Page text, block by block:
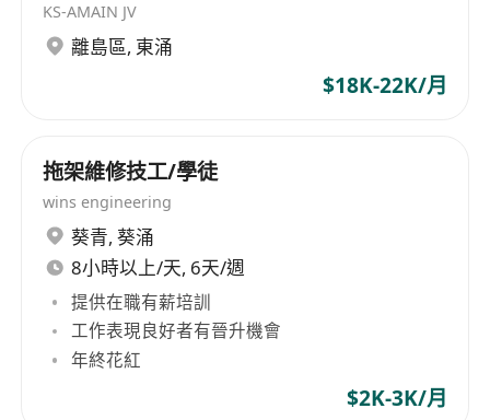
KS-AMAIN JV
離島區, 東涌
$18K-22K/月
拖架維修技工/學徒
wins engineering
葵青, 葵涌
8小時以上/天, 6天/週
提供在職有薪培訓
工作表現良好者有晉升機會
年終花紅
$2K-3K/月